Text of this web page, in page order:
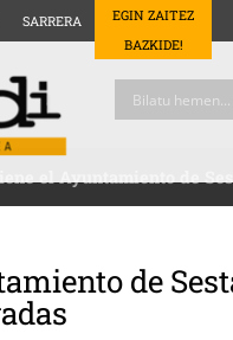
SARRERA
EGIN ZAITEZ
BAZKIDE!
el Ayuntamiento de
de